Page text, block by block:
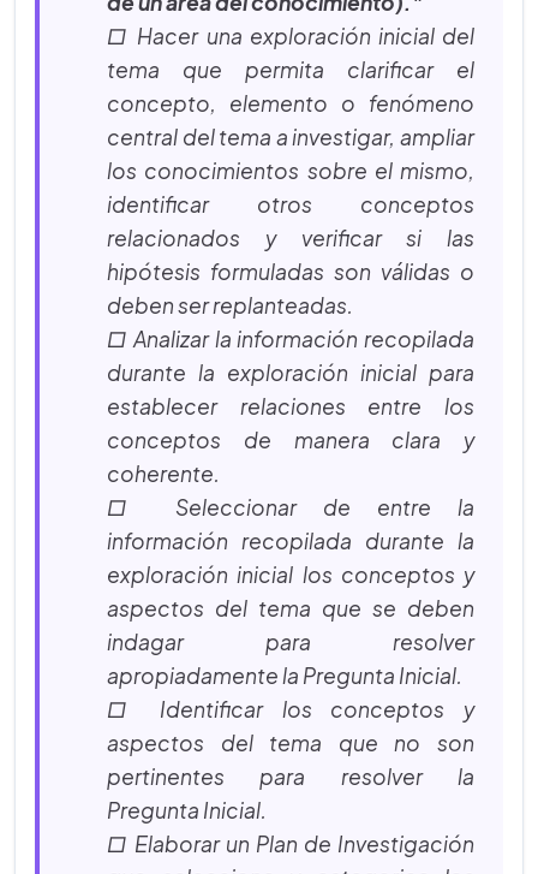
□ Hacer una exploración inicial del
tema que permita clarificar el
concepto, elemento o fenómeno
central del tema a investigar, ampliar
los conocimientos sobre el mismo,
identificar otros conceptos
relacionados y verificar si las
hipótesis formuladas son válidas o
deben ser replanteadas.
□ Analizar la información recopilada
durante la exploración inicial para
establecer relaciones entre los
conceptos de manera clara y
coherente.
□ Seleccionar de entre la
información recopilada durante la
exploración inicial los conceptos y
aspectos del tema que se deben
indagar para resolver
apropiadamente la Pregunta Inicial.
□ Identificar los conceptos y
aspectos del tema que no son
pertinentes para resolver la
Pregunta Inicial.
□ Elaborar un Plan de Investigación